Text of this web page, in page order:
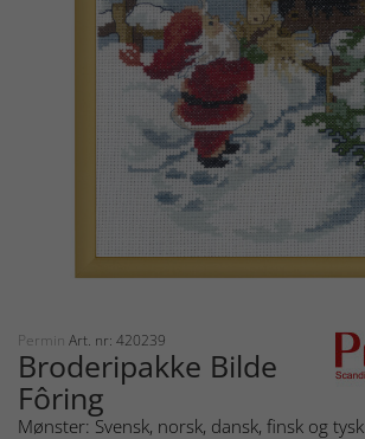
Permin Art. nr: 420239
Broderipakke Bilde
Fôring
Mønster: Svensk, norsk, dansk, finsk og tysk.